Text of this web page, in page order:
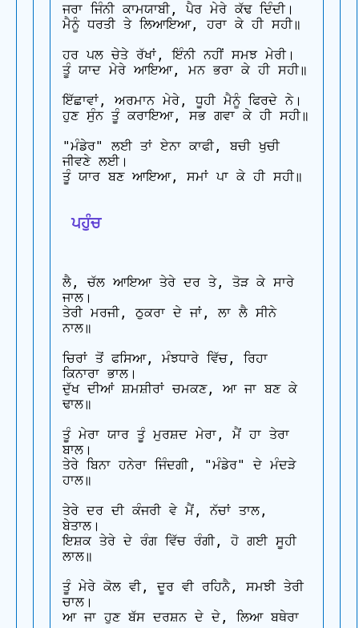
ਜਰਾ ਜਿੰਨੀ ਕਾਮਯਾਬੀ, ਪੈਰ ਮੇਰੇ ਕੱਢ ਦਿੰਦੀ।
ਮੈਨੂੰ ਧਰਤੀ ਤੇ ਲਿਆਇਆ, ਹਰਾ ਕੇ ਹੀ ਸਹੀ॥
ਹਰ ਪਲ ਚੇਤੇ ਰੱਖਾਂ, ਇੰਨੀ ਨਹੀਂ ਸਮਝ ਮੇਰੀ।
ਤੂੰ ਯਾਦ ਮੇਰੇ ਆਇਆ, ਮਨ ਭਰਾ ਕੇ ਹੀ ਸਹੀ॥
ਇੱਛਾਵਾਂ, ਅਰਮਾਨ ਮੇਰੇ, ਧੂਹੀ ਮੈਨੂੰ ਫਿਰਦੇ ਨੇ।
ਹੁਣ ਸੁੰਨ ਤੂੰ ਕਰਾਇਆ, ਸਭ ਗਵਾ ਕੇ ਹੀ ਸਹੀ॥
"ਮੰਡੇਰ" ਲਈ ਤਾਂ ਏਨਾ ਕਾਫੀ, ਬਚੀ ਖੁਚੀ
ਜੀਵਣੇ ਲਈ।
ਤੂੰ ਯਾਰ ਬਣ ਆਇਆ, ਸਮਾਂ ਪਾ ਕੇ ਹੀ ਸਹੀ॥
ਪਹੁੰਚ
ਲੈ, ਚੱਲ ਆਇਆ ਤੇਰੇ ਦਰ ਤੇ, ਤੋੜ ਕੇ ਸਾਰੇ
ਜਾਲ।
ਤੇਰੀ ਮਰਜੀ, ਠੁਕਰਾ ਦੇ ਜਾਂ, ਲਾ ਲੈ ਸੀਨੇ
ਨਾਲ॥
ਚਿਰਾਂ ਤੋਂ ਫਸਿਆ, ਮੰਝਧਾਰੇ ਵਿੱਚ, ਰਿਹਾ
ਕਿਨਾਰਾ ਭਾਲ।
ਦੁੱਖ ਦੀਆਂ ਸ਼ਮਸ਼ੀਰਾਂ ਚਮਕਣ, ਆ ਜਾ ਬਣ ਕੇ
ਢਾਲ॥
ਤੂੰ ਮੇਰਾ ਯਾਰ ਤੂੰ ਮੁਰਸ਼ਦ ਮੇਰਾ, ਮੈਂ ਹਾ ਤੇਰਾ
ਬਾਲ।
ਤੇਰੇ ਬਿਨਾ ਹਨੇਰਾ ਜਿੰਦਗੀ, "ਮੰਡੇਰ" ਦੇ ਮੰਦੜੇ
ਹਾਲ॥
ਤੇਰੇ ਦਰ ਦੀ ਕੰਜਰੀ ਵੇ ਮੈਂ, ਨੱਚਾਂ ਤਾਲ,
ਬੇਤਾਲ।
ਇਸ਼ਕ ਤੇਰੇ ਦੇ ਰੰਗ ਵਿੱਚ ਰੰਗੀ, ਹੋ ਗਈ ਸੂਹੀ
ਲਾਲ॥
ਤੂੰ ਮੇਰੇ ਕੋਲ ਵੀ, ਦੂਰ ਵੀ ਰਹਿਨੈ, ਸਮਝੀ ਤੇਰੀ
ਚਾਲ।
ਆ ਜਾ ਹੁਣ ਬੱਸ ਦਰਸ਼ਨ ਦੇ ਦੇ, ਲਿਆ ਬਥੇਰਾ